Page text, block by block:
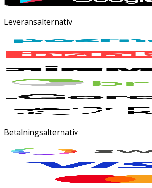
Leveransalternativ
Betalningsalternativ